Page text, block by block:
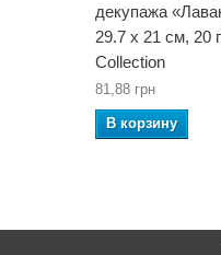
декупажа
29.7 x 21 см, 20
Collection
81,88 грн
В корзину